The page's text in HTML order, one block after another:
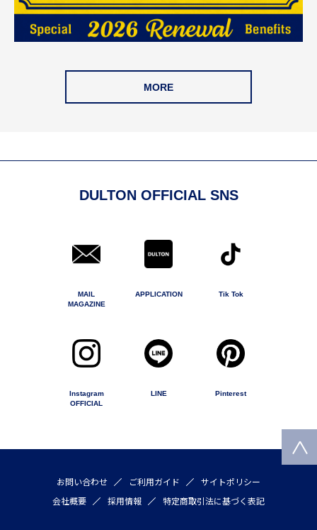
MORE
DULTON OFFICIAL SNS
MAIL
MAGAZINE
APPLICATION Tik Tok
Instagram
OFFICIAL
LINE Pinterest
お問い合わせ ご利用ガイド
サイトポリシー
会社概要
採用情報 特定商取引法に基づく表記